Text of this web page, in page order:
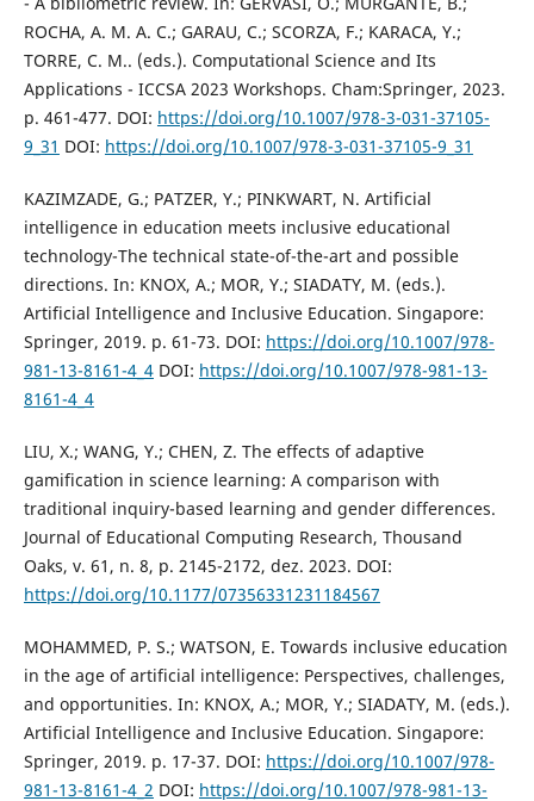
ROCHA, A. M. A. C.; GARAU, C.; SCORZA, F.; KARACA, Y.;
TORRE, C. M.. (eds.). Computational Science and Its
Applications - ICCSA 2023 Workshops. Cham:Springer, 2023.
p. 461-477. DOI: https://doi.org/10.1007/978-3-031-37105-
9_31 DOI: https://doi.org/10.1007/978-3-031-37105-9_31
KAZIMZADE, G.; PATZER, Y.; PINKWART, N. Artificial
intelligence in education meets inclusive educational
technology-The technical state-of-the-art and possible
directions. In: KNOX, A.; MOR, Y.; SIADATY, M. (eds.).
Artificial Intelligence and Inclusive Education. Singapore:
Springer, 2019. p. 61-73. DOI: https://doi.org/10.1007/978-
981-13-8161-4_4DOI: https://doi.org/10.1007/978-981-13-
8161-4_4
LIU, X.; WANG, Y.; CHEN, Z. The effects of adaptive
gamification in science learning: A comparison with
traditional inquiry-based learning and gender differences.
Journal of Educational Computing Research, Thousand
Oaks, v. 61, n. 8, p. 2145-2172, dez. 2023. DOI:
https://doi.org/10.1177/07356331231184567
MOHAMMED, P. S.; WATSON, E. Towards inclusive education
in the age of artificial intelligence: Perspectives, challenges,
and opportunities. In: KNOX, A.; MOR, Y.; SIADATY, M. (eds.).
Artificial Intelligence and Inclusive Education. Singapore:
Springer, 2019. p. 17-37. DOI: https://doi.org/10.1007/978-
981-13-8161-4_2 DOI: https://doi.org/10.1007/978-981-13-